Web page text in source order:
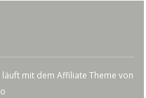
mit dem Affiliate Theme von